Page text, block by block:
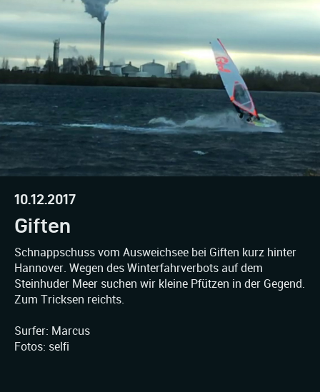
10.12.2017
Giften
Schnappschuss vom Ausweichsee bei Giften kurz hinter
Hannover. Wegen des Winterfahrverbots auf dem
Steinhuder Meer suchen wir kleine Pfützen in der Gegend.
Zum Tricksen reichts.
Surfer: Marcus
Fotos: selfi